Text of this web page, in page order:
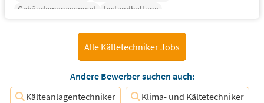
Gebäudemanagement
Instandhaltung
Alle Kältetechniker Jobs
Andere Bewerber suchen auch:
Kälteanlagentechniker
Klima- und Kältetechniker